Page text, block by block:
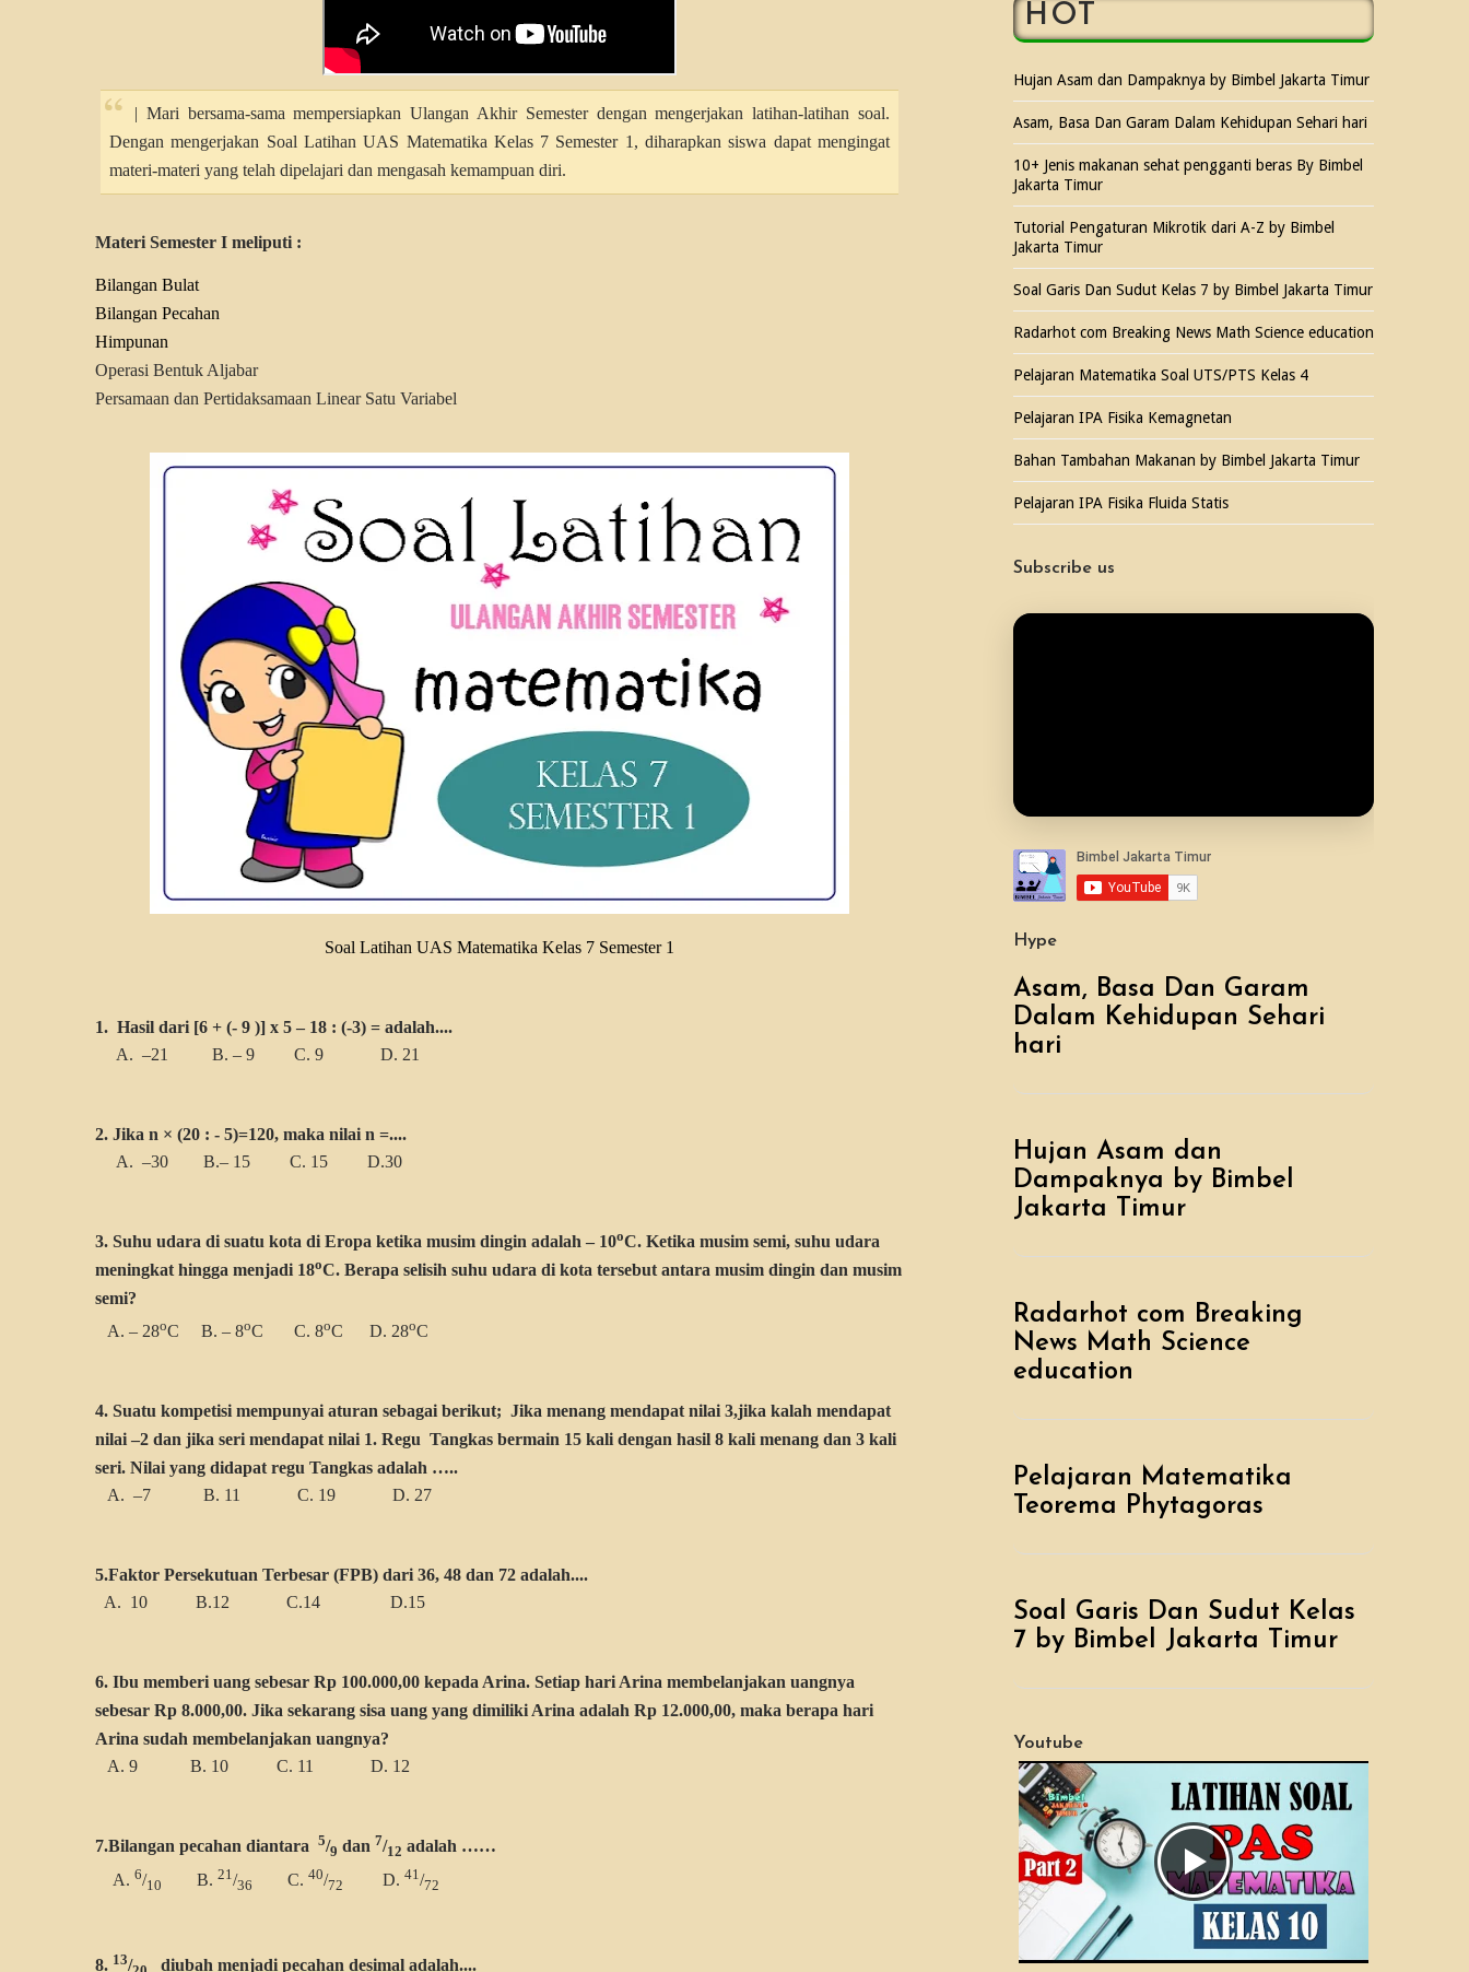
| Mari bersama-sama mempersiapkan Ulangan Akhir Semester dengan mengerjakan latihan-latihan soal.
Dengan mengerjakan Soal Latihan UAS Matematika Kelas 7 Semester 1, diharapkan siswa dapat mengingat
materi-materi yang telah dipelajari dan mengasah kemampuan diri.
Materi Semester I meliputi :
Bilangan Bulat
Bilangan Pecahan
Himpunan
Operasi Bentuk Aljabar
Persamaan dan Pertidaksamaan Linear Satu Variabel
Soal Latihan UAS Matematika Kelas 7 Semester 1
1. Hasil dari [6 + (- 9 )] x 5 – 18 : (-3) = adalah....
A. –21 B. – 9 C. 9 D. 21
2. Jika n × (20 : - 5)=120, maka nilai n =....
A. –30 B.– 15 C. 15 D.30
3. Suhu udara di suatu kota di Eropa ketika musim dingin adalah – 10oC. Ketika musim semi, suhu udara
meningkat hingga menjadi 18oC. Berapa selisih suhu udara di kota tersebut antara musim dingin dan musim
semi?
A. – 28oC B. – 8oC C. 8oC D. 28oC
4. Suatu kompetisi mempunyai aturan sebagai berikut; Jika menang mendapat nilai 3,jika kalah mendapat
nilai –2 dan jika seri mendapat nilai 1. Regu Tangkas bermain 15 kali dengan hasil 8 kali menang dan 3 kali
seri. Nilai yang didapat regu Tangkas adalah …..
A. –7 B. 11 C. 19 D. 27
5.Faktor Persekutuan Terbesar (FPB) dari 36, 48 dan 72 adalah....
A. 10 B.12 C.14 D.15
6. Ibu memberi uang sebesar Rp 100.000,00 kepada Arina. Setiap hari Arina membelanjakan uangnya
sebesar Rp 8.000,00. Jika sekarang sisa uang yang dimiliki Arina adalah Rp 12.000,00, maka berapa hari
Arina sudah membelanjakan uangnya?
A. 9 B. 10 C. 11 D. 12
7.Bilangan pecahan diantara 5/9 dan 7/12 adalah ……
A. 6/10 B. 21 /36 C. 40/72 D. 41 /72
8. 13/ diubah menjadi pecahan desimal adalah....
HOT
Hujan Asam dan Dampaknya by Bimbel Jakarta Timur
Asam, Basa Dan Garam Dalam Kehidupan Sehari hari
10+ Jenis makanan sehat pengganti beras By Bimbel
Jakarta Timur
Tutorial Pengaturan Mikrotik dari A-Z by Bimbel
Jakarta Timur
Soal Garis Dan Sudut Kelas 7 by Bimbel Jakarta Timur
Radarhot com Breaking News Math Science education
Pelajaran Matematika Soal UTS/PTS Kelas 4
Pelajaran IPA Fisika Kemagnetan
Bahan Tambahan Makanan by Bimbel Jakarta Timur
Pelajaran IPA Fisika Fluida Statis
Subscribe us
Hype
Asam, Basa Dan Garam
Dalam Kehidupan Sehari
hari
Hujan Asam dan
Dampaknya by Bimbel
Jakarta Timur
Radarhot com Breaking
News Math Science
education
Pelajaran Matematika
Teorema Phytagoras
Soal Garis Dan Sudut Kelas
7 by Bimbel Jakarta Timur
Youtube